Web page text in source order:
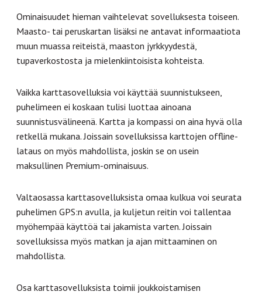
Ominaisuudet hieman vaihtelevat sovelluksesta toiseen.
Maasto- tai peruskartan lisäksi ne antavat informaatiota
muun muassa reiteistä, maaston jyrkkyydestä,
tupaverkostosta ja mielenkiintoisista kohteista.
Vaikka karttasovelluksia voi käyttää suunnistukseen,
puhelimeen ei koskaan tulisi luottaa ainoana
suunnistusvälineenä. Kartta ja kompassi on aina hyvä olla
retkellä mukana. Joissain sovelluksissa karttojen offline-
lataus on myös mahdollista, joskin se on usein
maksullinen Premium-ominaisuus.
Valtaosassa karttasovelluksista omaa kulkua voi seurata
puhelimen GPS:n avulla, ja kuljetun reitin voi tallentaa
myöhempää käyttöä tai jakamista varten. Joissain
sovelluksissa myös matkan ja ajan mittaaminen on
mahdollista.
Osa karttasovelluksista toimii joukkoistamisen